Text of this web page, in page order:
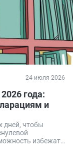
24 июля 2026
года:
и
дней, чтобы
избежать
законом